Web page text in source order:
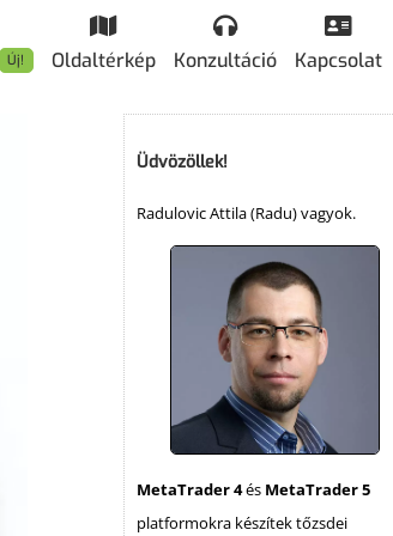
Új! Oldaltérkép Konzultáció Kapcsolat
Üdvözöllek!
Radulovic Attila (Radu) vagyok.
MetaTrader 4és MetaTrader 5
platformokra készítek tőzsdei